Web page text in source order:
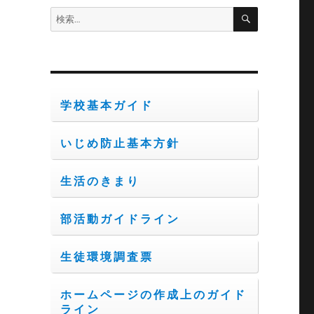
検
索:
検
学校基本ガイド
いじめ防止基本方針
生活のきまり
部活動ガイドライン
生徒環境調査票
ホームページの作成上のガイド
ライン